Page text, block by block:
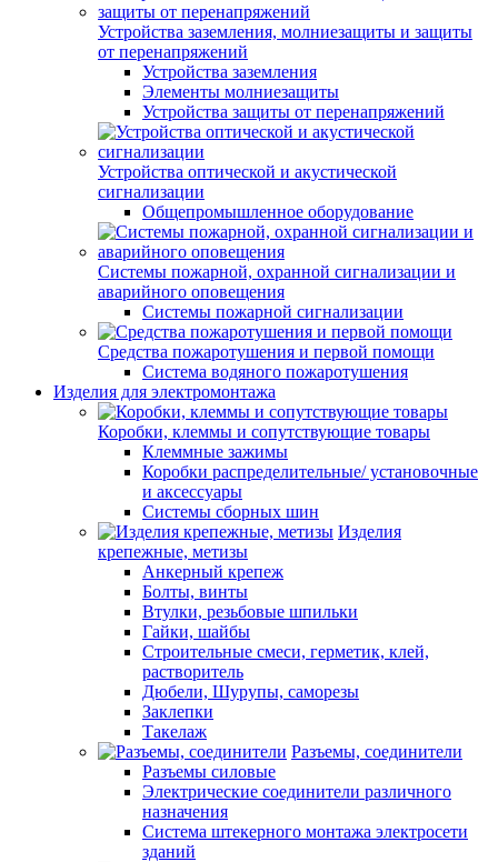
Устройства заземления, молниезащиты и защиты
от перенапряжений
Устройства заземления
Элементы молниезащиты
Устройства защиты от перенапряжений
Устройства оптической и акустической
сигнализации
Общепромышленное оборудование
Системы пожарной, охранной сигнализации и
аварийного оповещения
Системы пожарной сигнализации
Средства пожаротушения и первой помощи
Система водяного пожаротушения
Изделия для электромонтажа
Коробки, клеммы и сопутствующие товары
Клеммные зажимы
Коробки распределительные/ установочные
и аксессуары
Системы сборных шин
Изделия
крепежные, метизы
Анкерный крепеж
Болты, винты
Втулки, резьбовые шпильки
Гайки, шайбы
Строительные смеси, герметик, клей,
растворитель
Дюбели, Шурупы, саморезы
Заклепки
Такелаж
Разъемы, соединители
Разъемы силовые
Электрические соединители различного
назначения
Система штекерного монтажа электросети
зданий